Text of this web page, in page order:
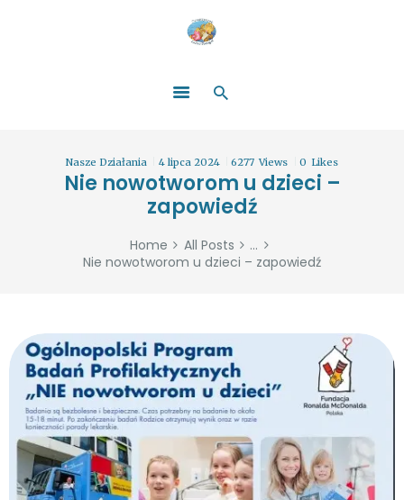
Nasze Działania 4 lipca 2024 6277 Views 0 Likes
Nie nowotworom u dzieci –
zapowiedź
Home All Posts
...
Nie nowotworom u dzieci – zapowiedź
ZOSTAŃ DARCZYŃCĄ!
WYDARZENIA
PARTNERZY